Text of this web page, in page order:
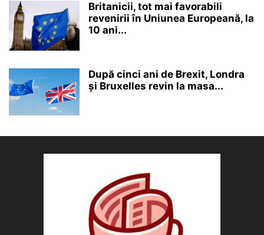
Britanicii, tot mai favorabili
revenirii în Uniunea Europeană, la
10 ani...
După cinci ani de Brexit, Londra
și Bruxelles revin la masa...